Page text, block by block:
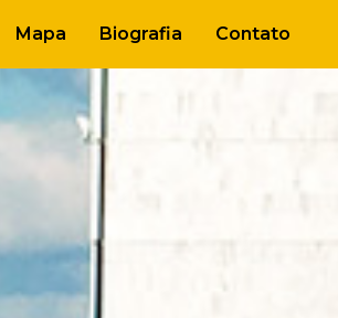
Mapa Biografia Contato